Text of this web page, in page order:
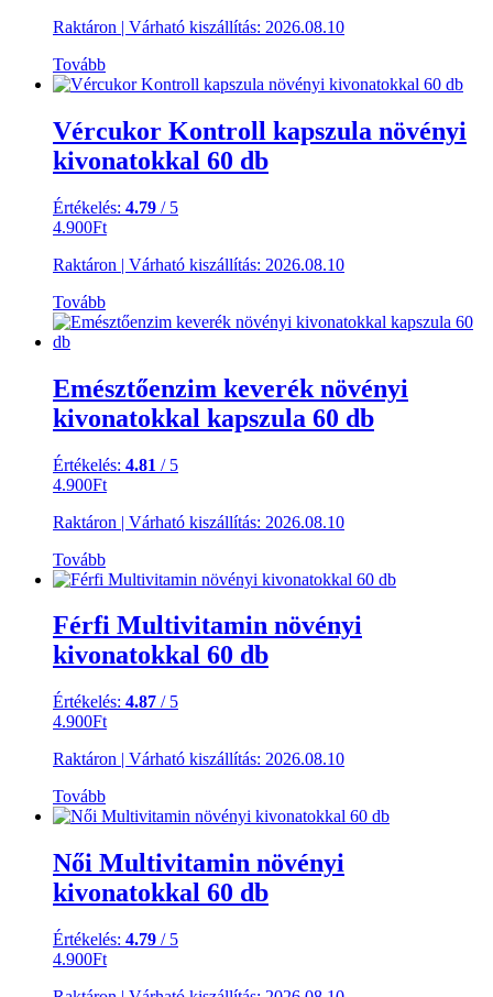
Raktáron | Várható kiszállítás: 2026.08.10
Tovább
Vércukor Kontroll kapszula növényi
kivonatokkal 60 db
Értékelés: 4.79 / 5
4.900Ft
Raktáron | Várható kiszállítás: 2026.08.10
Tovább
Emésztőenzim keverék növényi
kivonatokkal kapszula 60 db
Értékelés: 4.81 / 5
4.900Ft
Raktáron | Várható kiszállítás: 2026.08.10
Tovább
Férfi Multivitamin növényi
kivonatokkal 60 db
Értékelés: 4.87 / 5
4.900Ft
Raktáron | Várható kiszállítás: 2026.08.10
Tovább
Női Multivitamin növényi
kivonatokkal 60 db
Értékelés: 4.79 / 5
4.900Ft